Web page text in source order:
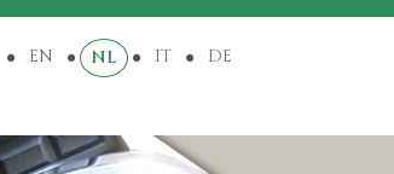
EN NL IT DE